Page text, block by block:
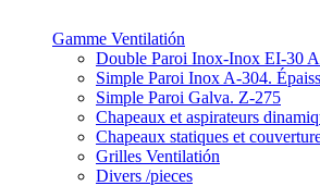
Gamme Ventilatión
Double Paroi Inox-Inox EI-30
Simple Paroi Inox A-304.
Simple Paroi Galva. Z-275
Chapeaux et aspirateurs
Chapeaux statiques et
Grilles Ventilatión
Divers /pieces